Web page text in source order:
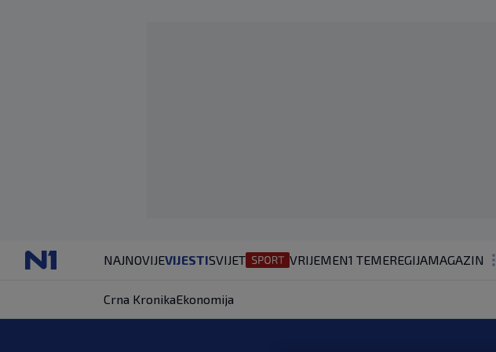
NAJNOVIJEVIJESTISVIJET VRIJEMEN1 TEMEREGIJAMAGAZIN
Crna KronikaEkonomija